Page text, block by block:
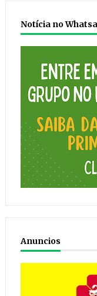
Notícia no
Anuncios